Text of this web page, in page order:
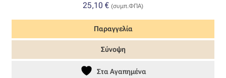
Όροι Χρήσης
ΠΙΣΤΟΠΟΙΗΣΕΙΣ ΧΑΛΙΩΝ COLORE COLORI
25,10 € (συμπ.ΦΠΑ)
Παραγγελία
Σύνοψη
Στα Αγαπημένα